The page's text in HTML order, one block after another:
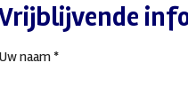
naam *